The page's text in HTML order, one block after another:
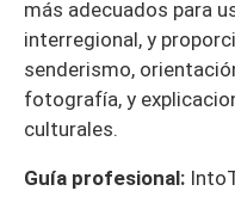
más adecuados para
interregional, y
senderismo,
fotografía, y
culturales.
Guía profesional: